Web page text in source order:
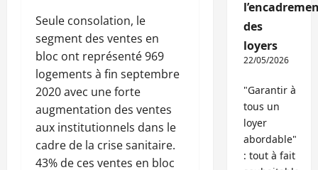
Seule consolation, le
segment des ventes en
bloc ont représenté 969
logements à fin septembre
2020 avec une forte
augmentation des ventes
aux institutionnels dans le
cadre de la crise sanitaire.
43% de ces ventes en bloc
des
loyers
22/05/2026
"Garantir à
tous un
loyer
abordable"
: tout à fait